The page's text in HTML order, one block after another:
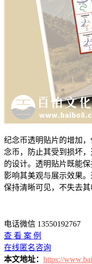
纪念币透明贴片的增加
念币，防止其受到损坏
的设计。透明贴片既能
影响其美观与展示效果
保持清晰可见，不失去其
电话微信 13550192767
查 看 案 例
在线匿名咨询
本文地址： https://